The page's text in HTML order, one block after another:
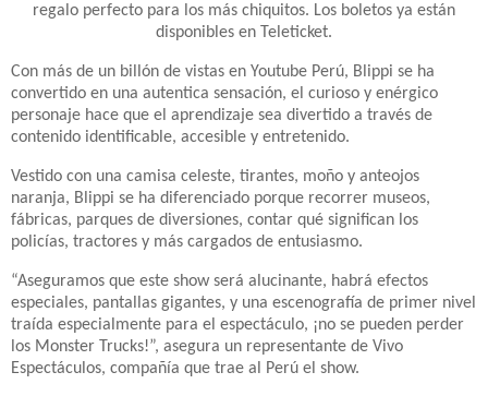
regalo perfecto para los más chiquitos. Los boletos ya están
disponibles en Teleticket.
Con más de un billón de vistas en Youtube Perú, Blippi se ha
convertido en una autentica sensación, el curioso y enérgico
personaje hace que el aprendizaje sea divertido a través de
contenido identificable, accesible y entretenido.
Vestido con una camisa celeste, tirantes, moño y anteojos
naranja, Blippi se ha diferenciado porque recorrer museos,
fábricas, parques de diversiones, contar qué significan los
policías, tractores y más cargados de entusiasmo.
“Aseguramos que este show será alucinante, habrá efectos
especiales, pantallas gigantes, y una escenografía de primer nivel
traída especialmente para el espectáculo, ¡no se pueden perder
los Monster Trucks!”, asegura un representante de Vivo
Espectáculos, compañía que trae al Perú el show.